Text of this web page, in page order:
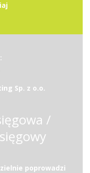
Sp. z o.o.
/
poprowadzi